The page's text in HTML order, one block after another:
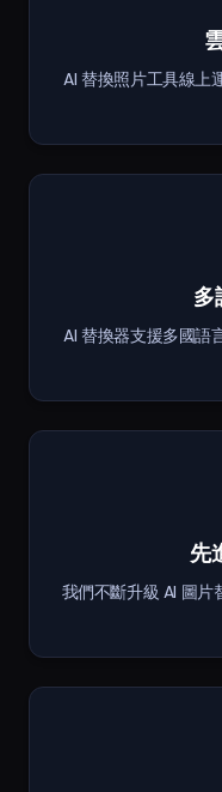
AI 替換照片工具線上
多
AI 替換器支援多國語
先
我們不斷升級 AI 圖